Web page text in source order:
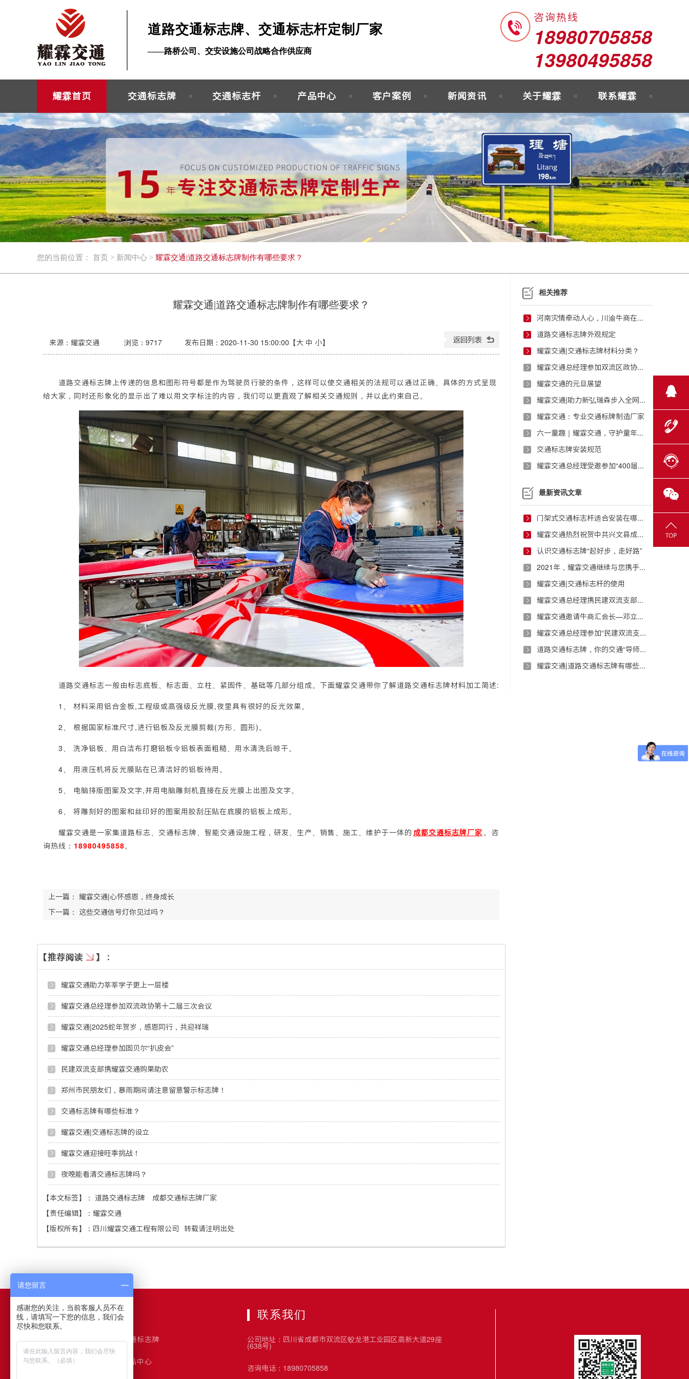
道路交通标志牌、交通标志杆定制厂家
——路桥公司、交安设施公司战略合作供应商
咨询热线
18980705858
13980495858
耀霖首页 交通标志牌 交通标志杆 产品中心 客户案例 新闻资讯 关于耀霖 联系耀霖
您的当前位置： 首页 > 新闻中心 > 耀霖交通|道路交通标志牌制作有哪些要求？
耀霖交通|道路交通标志牌制作有哪些要求？
来源：耀霖交通 浏览： 9717 发布日期：2020-11-30 15:00:00【 大 中 小】
道路交通标志牌上传递的信息和图形符号都是作为驾驶员行驶的条件，这样可以使交通相关的法规可以通过正确、具体的方式呈现
给大家，同时还形象化的显示出了难以用文字标注的内容，我们可以更直观了解相关交通规则，并以此约束自己。
道路交通标志一般由标志底板、标志面、立柱、紧固件、基础等几部分组成。下面耀霖交通带你了解道路交通标志牌材料加工简述:
1、 材料采用铝合金板,工程级或高强级反光膜,夜里具有很好的反光效果。
2、 根据国家标准尺寸,进行铝板及反光膜剪裁(方形、圆形)。
3、 洗净铝板、用白洁布打磨铝板令铝板表面粗糙、用水清洗后晾干。
4、 用液压机将反光膜贴在已清洁好的铝板待用。
5、 电脑排版图案及文字,并用电脑雕刻机直接在反光膜上出图及文字。
6、 将雕刻好的图案和丝印好的图案用胶刮压贴在底膜的铝板上成形。
耀霖交通是一家集道路标志、交通标志牌、智能交通设施工程，研发、生产、销售、施工、维护于一体的 成都交通标志牌厂家 。咨
询热线： 18980495858 。
上一篇： 耀霖交通|心怀感恩，终身成长
下一篇： 这些交通信号灯你见过吗？
耀霖交通助力莘莘学子更上一层楼
耀霖交通总经理参加双流政协第十二届三次会议
耀霖交通|2025蛇年贺岁，感恩同行，共迎祥瑞
耀霖交通总经理参加固贝尔“扒皮会”
民建双流支部携耀霖交通购果助农
郑州市民朋友们，暴雨期间请注意留意警示标志牌！
交通标志牌有哪些标准？
耀霖交通|交通标志牌的设立
耀霖交通迎接旺季挑战！
夜晚能看清交通标志牌吗？
【本文标签】： 道路交通标志牌 成都交通标志牌厂家
【责任编辑】： 耀霖交通
【版权所有】： 四川耀霖交通工程有限公司 转载请注明出处
相关推荐
河南灾情牵动人心，川渝牛商在行动！
道路交通标志牌外观规定​
耀霖交通|交通标志牌材料分类？
耀霖交通总经理参加双流区政协第十二届二次会议
​耀霖交通的元旦展望
耀霖交通|助力新弘瑞森步入全网营销
耀霖交通：专业交通标牌制造厂家
六一童趣｜耀霖交通，守护童年每一步
交通标志牌安装规范
耀霖交通总经理受邀参加“400届策略班迎新会”
最新资讯文章
门架式交通标志杆适合安装在哪些地方？
耀霖交通热烈祝贺中共兴文县成都流动党员武侯区支部委员会正式成立
认识交通标志牌“起好步，走好路”
2021年，耀霖交通继续与您携手前行！
耀霖交通|交通标志杆的使用
耀霖交通总经理携民建双流支部开展扶贫援助活动
耀霖交通邀请牛商汇会长—邓立万进行演讲指导
耀霖交通总经理参加“民建双流支部红色之旅”活动
道路交通标志牌，你的交通“导师”！
耀霖交通|道路交通标志牌有哪些制作要求？
网站导航
耀霖首页 交通标志牌
交通标志杆 产品中心
联系我们
公司地址：四川省成都市双流区蛟龙港工业园区高新大道29座
(638号)
咨询电话：18980705858
请您留言
感谢您的关注，当前客服人员不在
线，请填写一下您的信息，我们会
尽快和您联系。